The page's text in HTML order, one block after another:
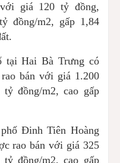
giá 120 tỷ đồng,
đồng/m2, gấp 1,84
tại Hai Bà Trưng có
bán với giá 1.200
đồng/m2, cao gấp
Đinh Tiên Hoàng
rao bán với giá 325
đồng/m2, cao gấp